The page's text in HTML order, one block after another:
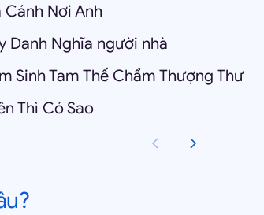
Cánh Nơi Anh
Danh Nghĩa người nhà
Sinh Tam Thế Chẩm Thượng Thư
Thì Có Sao